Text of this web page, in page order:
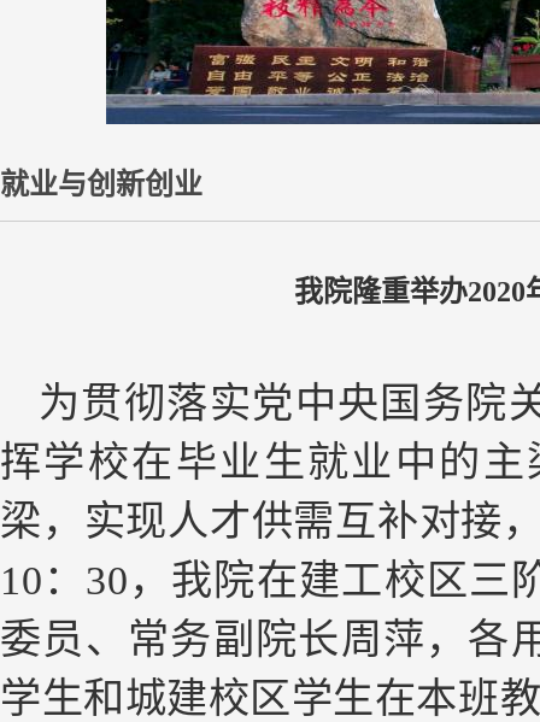
就业与创新创业
我院隆重举办
为贯彻落实党中央国务院
挥学校在毕业生就业中的
梁，实现人才供需互补对接
10：30，我院在建工校区三
委员、常务副院长周萍，各
学生和城建校区学生在本班